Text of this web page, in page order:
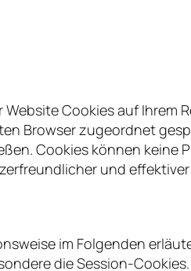
Cookies auf Ihrem
Browser zugeordnet
Cookies können keine
und
im Folgenden
die Session-